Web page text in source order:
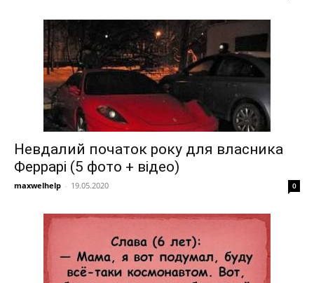
Невдалий початок року для власника
Феррарі (5 фото + відео)
maxwelhelp - 19.05.2020 0